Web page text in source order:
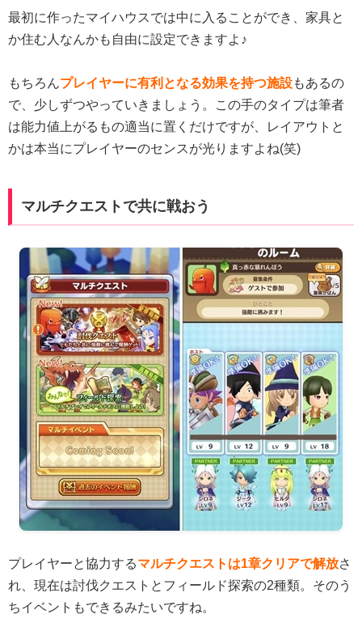
最初に作ったマイハウスでは中に入ることができ、家具と
か住む人なんかも自由に設定できますよ♪
もちろんプレイヤーに有利となる効果を持つ施設もあるの
で、少しずつやっていきましょう。この手のタイプは筆者
は能力値上がるもの適当に置くだけですが、レイアウトと
かは本当にプレイヤーのセンスが光りますよね(笑)
マルチクエストで共に戦おう
プレイヤーと協力するマルチクエストは1章クリアで解放さ
れ、現在は討伐クエストとフィールド探索の2種類。そのう
ちイベントもできるみたいですね。